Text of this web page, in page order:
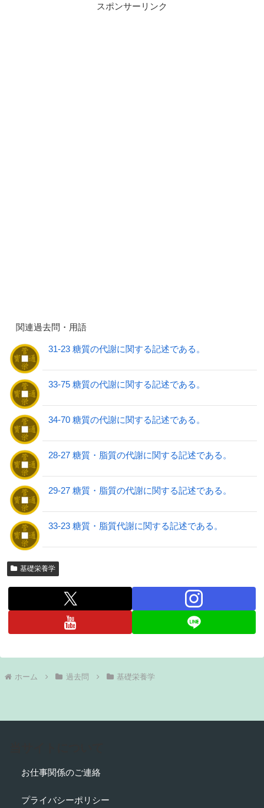
スポンサーリンク
関連過去問・用語
31-23 糖質の代謝に関する記述である。
33-75 糖質の代謝に関する記述である。
34-70 糖質の代謝に関する記述である。
28-27 糖質・脂質の代謝に関する記述である。
29-27 糖質・脂質の代謝に関する記述である。
33-23 糖質・脂質代謝に関する記述である。
基礎栄養学
ホーム 過去問 基礎栄養学
お仕事関係のご連絡
プライバシーポリシー